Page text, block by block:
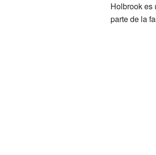
Holbrook es
parte de la